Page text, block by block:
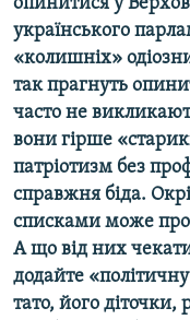
опинитися у
українського
«колишніх»
так прагнуть
часто не
вони гірше
патріотизм без
справжня біда.
списками може
А що від них
додайте
тато, його діточки,